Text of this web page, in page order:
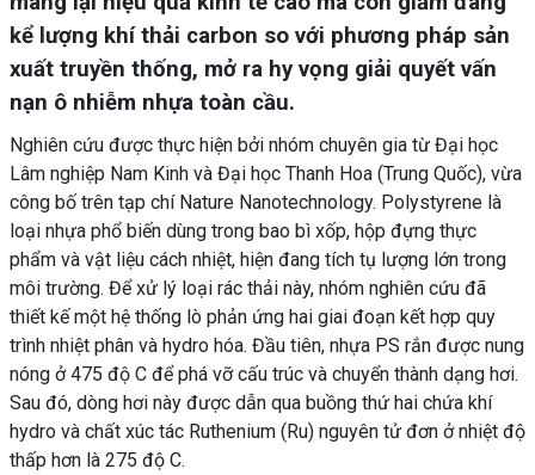
kể lượng khí thải carbon so với phương pháp sản
xuất truyền thống, mở ra hy vọng giải quyết vấn
nạn ô nhiễm nhựa toàn cầu.
Nghiên cứu được thực hiện bởi nhóm chuyên gia từ Đại học
Lâm nghiệp Nam Kinh và Đại học Thanh Hoa (Trung Quốc), vừa
công bố trên tạp chí Nature Nanotechnology. Polystyrene là
loại nhựa phổ biến dùng trong bao bì xốp, hộp đựng thực
phẩm và vật liệu cách nhiệt, hiện đang tích tụ lượng lớn trong
môi trường. Để xử lý loại rác thải này, nhóm nghiên cứu đã
thiết kế một hệ thống lò phản ứng hai giai đoạn kết hợp quy
trình nhiệt phân và hydro hóa. Đầu tiên, nhựa PS rắn được nung
nóng ở 475 độ C để phá vỡ cấu trúc và chuyển thành dạng hơi.
Sau đó, dòng hơi này được dẫn qua buồng thứ hai chứa khí
hydro và chất xúc tác Ruthenium (Ru) nguyên tử đơn ở nhiệt độ
thấp hơn là 275 độ C.